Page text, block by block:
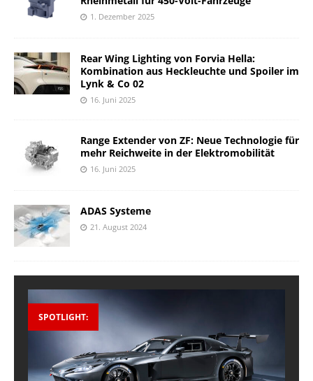
1. Dezember 2025
Rear Wing Lighting von Forvia Hella:
Kombination aus Heckleuchte und Spoiler im
Lynk & Co 02
16. Juni 2025
Range Extender von ZF: Neue Technologie für
mehr Reichweite in der Elektromobilität
16. Juni 2025
ADAS Systeme
21. August 2024
SPOTLIGHT: